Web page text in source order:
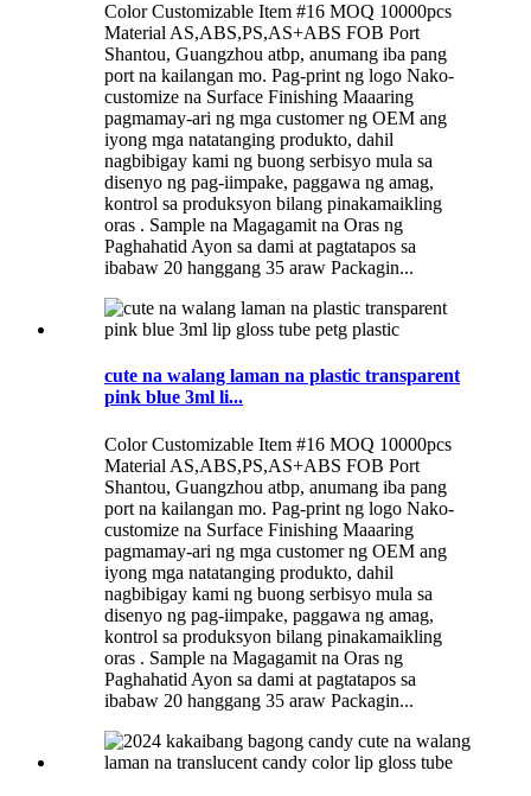
Color Customizable Item #16 MOQ 10000pcs
Material AS,ABS,PS,AS+ABS FOB Port
Shantou, Guangzhou atbp, anumang iba pang
port na kailangan mo. Pag-print ng logo Nako-
customize na Surface Finishing Maaaring
pagmamay-ari ng mga customer ng OEM ang
iyong mga natatanging produkto, dahil
nagbibigay kami ng buong serbisyo mula sa
disenyo ng pag-iimpake, paggawa ng amag,
kontrol sa produksyon bilang pinakamaikling
oras . Sample na Magagamit na Oras ng
Paghahatid Ayon sa dami at pagtatapos sa
ibabaw 20 hanggang 35 araw Packagin...
cute na walang laman na plastic transparent
pink blue 3ml li...
Color Customizable Item #16 MOQ 10000pcs
Material AS,ABS,PS,AS+ABS FOB Port
Shantou, Guangzhou atbp, anumang iba pang
port na kailangan mo. Pag-print ng logo Nako-
customize na Surface Finishing Maaaring
pagmamay-ari ng mga customer ng OEM ang
iyong mga natatanging produkto, dahil
nagbibigay kami ng buong serbisyo mula sa
disenyo ng pag-iimpake, paggawa ng amag,
kontrol sa produksyon bilang pinakamaikling
oras . Sample na Magagamit na Oras ng
Paghahatid Ayon sa dami at pagtatapos sa
ibabaw 20 hanggang 35 araw Packagin...